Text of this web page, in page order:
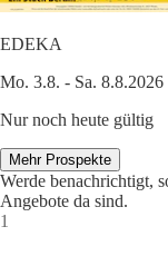
EDEKA
Mo. 3.8. - Sa. 8.8.2026
Nur noch heute gültig
Mehr Prospekte
Werde benachrichtigt,
Angebote da sind.